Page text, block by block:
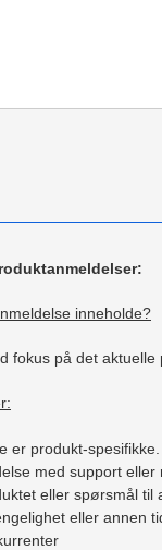
inneholde?
fokus på det aktuelle
er produkt-spesifikke.
med support eller
eller spørsmål til
eller annen